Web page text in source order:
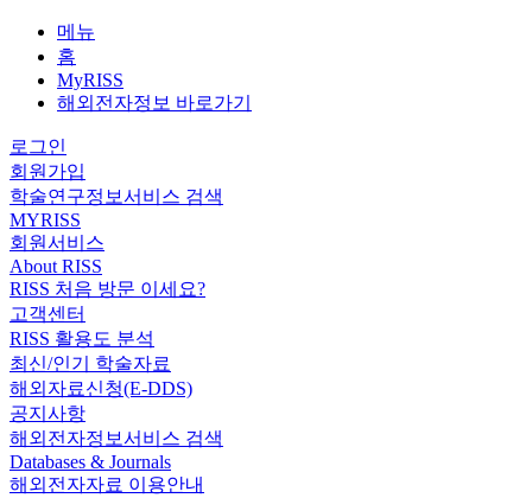
메뉴
홈
MyRISS
해외전자정보 바로가기
로그인
회원가입
학술연구정보서비스 검색
MYRISS
회원서비스
About RISS
RISS 처음 방문 이세요?
고객센터
RISS 활용도 분석
최신/인기 학술자료
해외자료신청(E-DDS)
공지사항
해외전자정보서비스 검색
Databases & Journals
해외전자자료 이용안내